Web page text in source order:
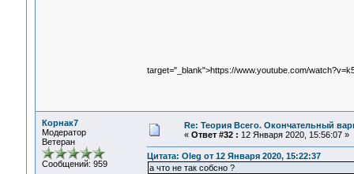
target="_blank">https://www.youtube.com/
Корнак7
Модератор
Ветеран
Сообщений: 959
Re: Теория Всего. Окончательный
« Ответ #32 : 12 Января 2020, 15:56:07 »
Цитата: Oleg от 12 Января 2020, 15:22:37
а что не так собсно ?